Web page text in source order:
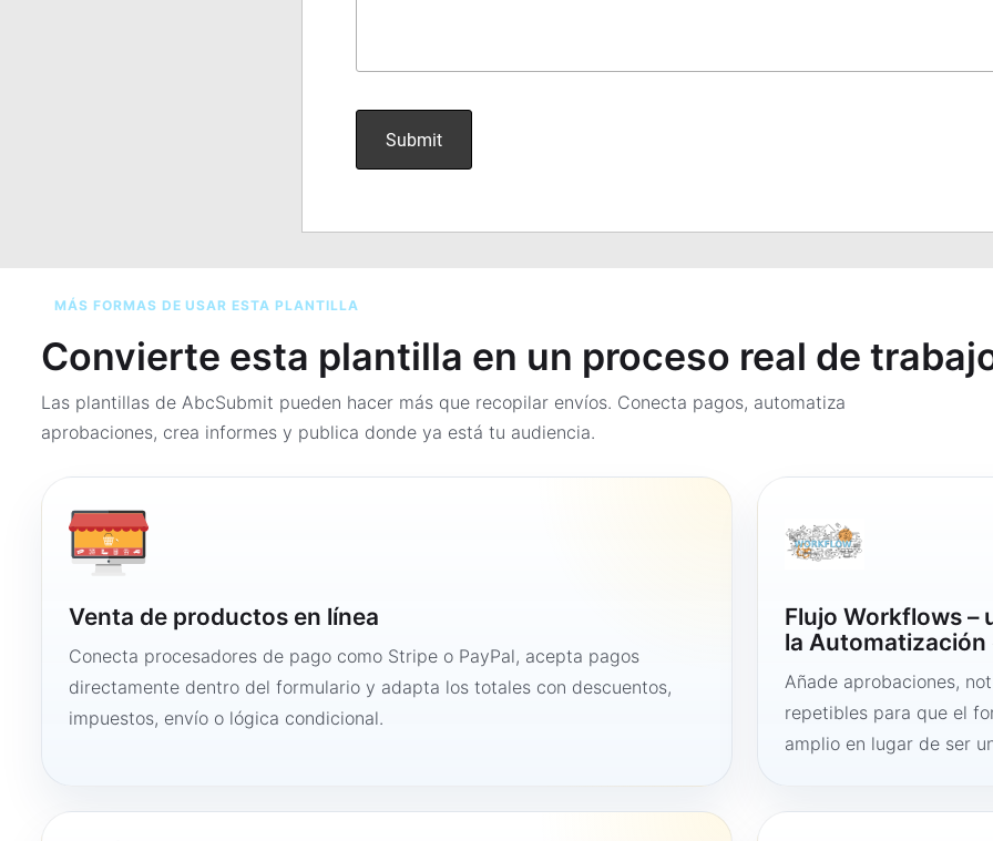
MÁS FORMAS DE USAR ESTA PLANTILLA
Convierte esta plantilla en un proceso real de
Las plantillas de AbcSubmit pueden hacer más que recopilar envíos. Conecta pagos, automatiza
aprobaciones, crea informes y publica donde ya está tu audiencia.
Venta de productos en línea
Conecta procesadores de pago como Stripe o PayPal, acepta pagos
directamente dentro del formulario y adapta los totales con descuentos,
impuestos, envío o lógica condicional.
Flujo Workflows –
la Automatización
Añade aprobaciones,
repetibles para que el
amplio en lugar de ser